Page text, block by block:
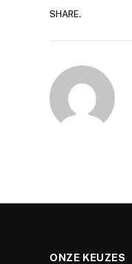
SHARE.
ONZE KEUZES